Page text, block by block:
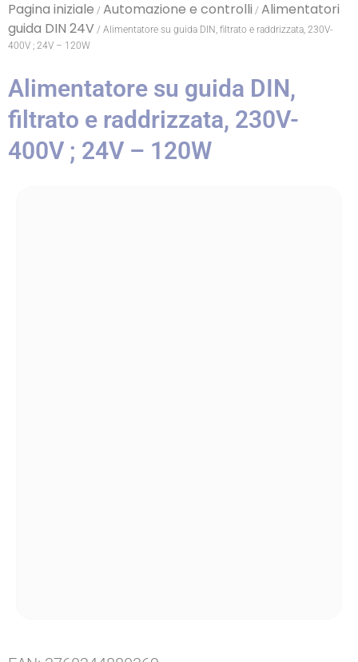
Pagina iniziale / Automazione e controlli / Alimentatori
guida DIN 24V / Alimentatore su guida DIN, filtrato e raddrizzata, 230V-
400V ; 24V – 120W
Alimentatore su guida DIN,
filtrato e raddrizzata, 230V-
400V ; 24V – 120W